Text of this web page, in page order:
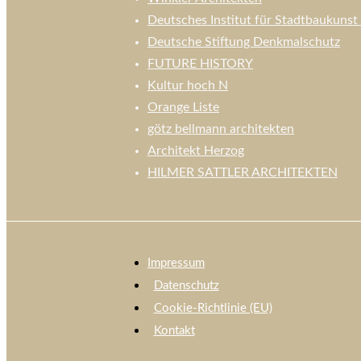
Deutsches Institut für Stadtbaukunst
Deutsche Stiftung Denkmalschutz
FUTURE HISTORY
Kultur hoch N
Orange Liste
götz bellmann architekten
Architekt Herzog
HILMER SATTLER ARCHITEKTEN
Impressum
Datenschutz
Cookie-Richtlinie (EU)
Kontakt